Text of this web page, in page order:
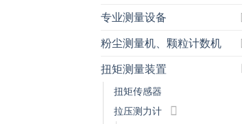
专业测量设备
粉尘测量机、颗粒计数机
扭矩测量装置
扭矩传感器
拉压测力计